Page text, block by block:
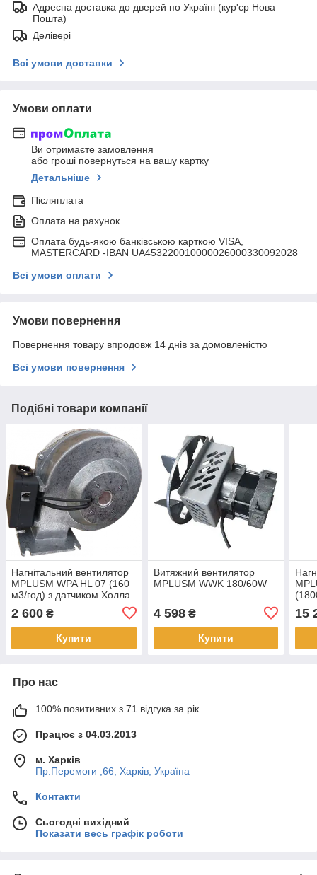
Адресна доставка до дверей по Україні (кур'єр Нова
Пошта)
Делівері
Всі умови доставки
Умови оплати
Ви отримаєте замовлення
або гроші повернуться на вашу картку
Детальніше
Післяплата
Оплата на рахунок
Оплата будь-якою банківською карткою VISA,
MASTERCARD -IBAN UA453220010000026000330092028
Всі умови оплати
Умови повернення
Повернення товару впродовж 14 днів за домовленістю
Всі умови повернення
Подібні товари компанії
Нагнітальний вентилятор
MPLUSM WPA HL 07 (160
м3/год) з датчиком Холла
2 600 ₴
Купити
Витяжний вентилятор
MPLUSM WWK 180/60W
4 598₴
Купити
15
Про нас
100% позитивних з 71 відгука за рік
Працює з 04.03.2013
м. Харків
Пр.Перемоги ,66, Харків, Україна
Контакти
Сьогодні вихідний
Показати весь графік роботи